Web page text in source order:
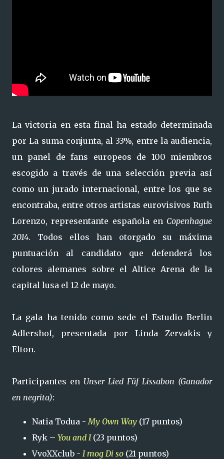
La victoria en esta final ha estado determinada
por La suma conjunta, al 33%, entre la audiencia,
un panel de fans europeos de 100 miembros
escogido a través de una selección previa así
como un jurado internacional, entre los que se
encontraba, entre otros artistas eurovisivos Ruth
Lorenzo, representante española en Copenhague
2014. Todos ellos han otorgado su máxima
puntuación al candidato que defenderá los
colores alemanes sobre el Altice Arena de la
capital lusa el 12 de mayo.
La gala ha tenido como sede el Estudio Berlin
Adlershof, presentada por Linda Zervakis y
Elton.
Participantes en Unser Lied Füf Lissabon (Ganador
en negrita):
Natia Todua -My Own Way (17 puntos)
Ryk – You and I (23 puntos)
VvoXXclub - I mog Di so (21 puntos)